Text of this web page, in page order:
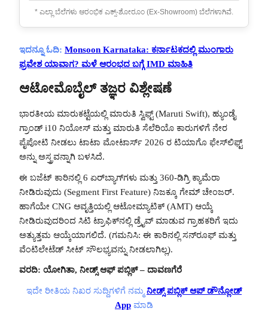
* ಎಲ್ಲಾ ಬೆಲೆಗಳು ಆರಂಭಿಕ ಎಕ್ಸ್-ಶೋರೂಂ (Ex-Showroom) ಬೆಲೆಗಳಾಗಿವೆ.
ಇದನ್ನೂ ಓದಿ: Monsoon Karnataka: ಕರ್ನಾಟಕದಲ್ಲಿ ಮುಂಗಾರು
ಪ್ರವೇಶ ಯಾವಾಗ? ಮಳೆ ಆರಂಭದ ಬಗ್ಗೆ IMD ಮಾಹಿತಿ
ಆಟೋಮೊಬೈಲ್ ತಜ್ಞರ ವಿಶ್ಲೇಷಣೆ
ಭಾರತೀಯ ಮಾರುಕಟ್ಟೆಯಲ್ಲಿ ಮಾರುತಿ ಸ್ವಿಫ್ಟ್ (Maruti Swift), ಹ್ಯುಂಡೈ
ಗ್ರಾಂಡ್ i10 ನಿಯೋಸ್ ಮತ್ತು ಮಾರುತಿ ಸೆಲೆರಿಯೊ ಕಾರುಗಳಿಗೆ ನೇರ
ಪೈಪೋಟಿ ನೀಡಲು ಟಾಟಾ ಮೋಟಾರ್ಸ್ 2026 ರ ಟಿಯಾಗೊ ಫೇಸ್‌ಲಿಫ್ಟ್
ಅನ್ನು ಅಸ್ತ್ರವನ್ನಾಗಿ ಬಳಸಿದೆ.
ಈ ಬಜೆಟ್ ಕಾರಿನಲ್ಲಿ 6 ಏರ್‌ಬ್ಯಾಗ್‌ಗಳು ಮತ್ತು 360-ಡಿಗ್ರಿ ಕ್ಯಾಮೆರಾ
ನೀಡಿರುವುದು (Segment First Feature) ನಿಜಕ್ಕೂ ಗೇಮ್ ಚೇಂಜರ್.
ಹಾಗೆಯೇ CNG ಆವೃತ್ತಿಯಲ್ಲಿ ಆಟೋಮ್ಯಾಟಿಕ್ (AMT) ಆಯ್ಕೆ
ನೀಡಿರುವುದರಿಂದ ಸಿಟಿ ಟ್ರಾಫಿಕ್‌ನಲ್ಲಿ ಡ್ರೈವ್ ಮಾಡುವ ಗ್ರಾಹಕರಿಗೆ ಇದು
ಅತ್ಯುತ್ತಮ ಆಯ್ಕೆಯಾಗಲಿದೆ. (ಗಮನಿಸಿ: ಈ ಕಾರಿನಲ್ಲಿ ಸನ್‌ರೂಫ್ ಮತ್ತು
ವೆಂಟಿಲೇಟೆಡ್ ಸೀಟ್ ಸೌಲಭ್ಯವನ್ನು ನೀಡಲಾಗಿಲ್ಲ).
ವರದಿ: ಯೋಗಿತಾ, ನೀಡ್ಸ್ ಆಫ್ ಪಬ್ಲಿಕ್ – ದಾವಣಗೆರೆ
ಇದೇ ರೀತಿಯ ನಿಖರ ಸುದ್ದಿಗಳಿಗೆ ನಮ್ಮ ನೀಡ್ಸ್ ಪಬ್ಲಿಕ್ ಆಪ್ ಡೌನ್ಲೋಡ್
App ಮಾಡಿ